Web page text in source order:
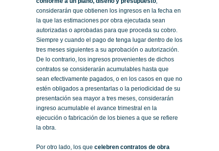
considerarán que obtienen los ingresos en la fecha en
la que las estimaciones por obra ejecutada sean
autorizadas o aprobadas para que proceda su cobro.
Siempre y cuando el pago de tenga lugar dentro de los
tres meses siguientes a su aprobación o autorización.
De lo contrario, los ingresos provenientes de dichos
contratos se considerarán acumulables hasta que
sean efectivamente pagados, o en los casos en que no
estén obligados a presentarlas o la periodicidad de su
presentación sea mayor a tres meses, considerarán
ingreso acumulable el avance trimestral en la
ejecución o fabricación de los bienes a que se refiere
la obra.
Por otro lado, los que celebren contratos de obra